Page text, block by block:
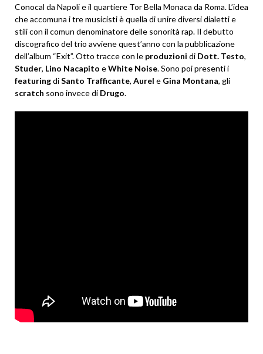
Conocal da Napoli e il quartiere Tor Bella Monaca da Roma. L’idea
che accomuna i tre musicisti è quella di unire diversi dialetti e
stili con il comun denominatore delle sonorità rap. Il debutto
discografico del trio avviene quest’anno con la pubblicazione
dell’album “Exit”. Otto tracce con le produzioni di Dott. Testo,
Studer, Lino Nacapito eWhite Noise. Sono poi presenti i
featuringdiSanto Trafficante, Aurel e Gina Montana, gli
scratch sono invece di Drugo.